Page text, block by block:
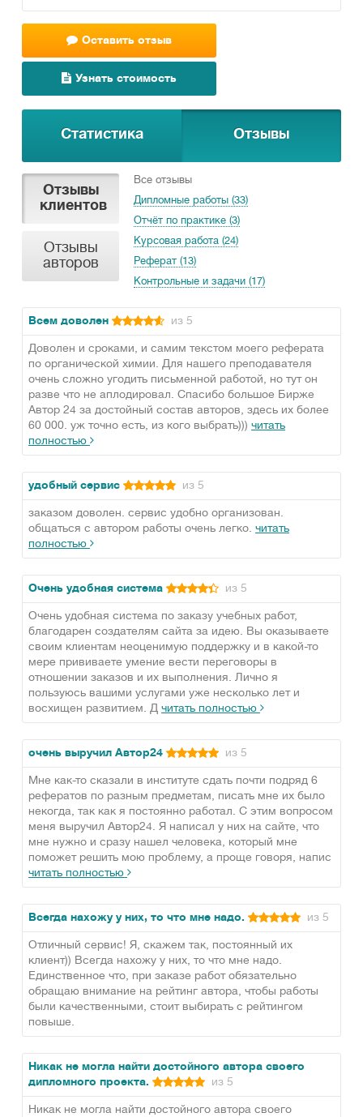
Оставить отзыв
Узнать стоимость
Статистика Отзывы
Отзывы
клиентов
Отзывы
авторов
Все отзывы
Дипломные работы (33)
Отчёт по практике (3)
Курсовая работа (24)
Реферат (13)
Контрольные и задачи (17)
Всем доволен из 5
Доволен и сроками, и самим текстом моего реферата
по органической химии. Для нашего преподавателя
очень сложно угодить письменной работой, но тут он
разве что не аплодировал. Спасибо большое Бирже
Автор 24 за достойный состав авторов, здесь их более
60 000. уж точно есть, из кого выбрать))) читать
полностью
удобный сервис из 5
заказом доволен. сервис удобно организован.
общаться с автором работы очень легко. читать
полностью
Очень удобная система из 5
Очень удобная система по заказу учебных работ,
благодарен создателям сайта за идею. Вы оказываете
своим клиентам неоценимую поддержку и в какой-то
мере прививаете умение вести переговоры в
отношении заказов и их выполнения. Лично я
пользуюсь вашими услугами уже несколько лет и
восхищен развитием. Д читать полностью
очень выручил Автор24 из 5
Мне как-то сказали в институте сдать почти подряд 6
рефератов по разным предметам, писать мне их было
некогда, так как я постоянно работал. С этим вопросом
меня выручил Автор24. Я написал у них на сайте, что
мне нужно и сразу нашел человека, который мне
поможет решить мою проблему, а проще говоря, напис
читать полностью
Всегда нахожу у них, то что мне надо. из 5
Отличный сервис! Я, скажем так, постоянный их
клиент)) Всегда нахожу у них, то что мне надо.
Единственное что, при заказе работ обязательно
обращаю внимание на рейтинг автора, чтобы работы
были качественными, стоит выбирать с рейтингом
повыше.
Никак не могла найти достойного автора своего
дипломного проекта.
из 5
Никак не могла найти достойного автора своего